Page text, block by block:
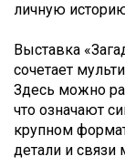
личную
Выставка
сочетает
Здесь можно
что означают
крупном
детали и